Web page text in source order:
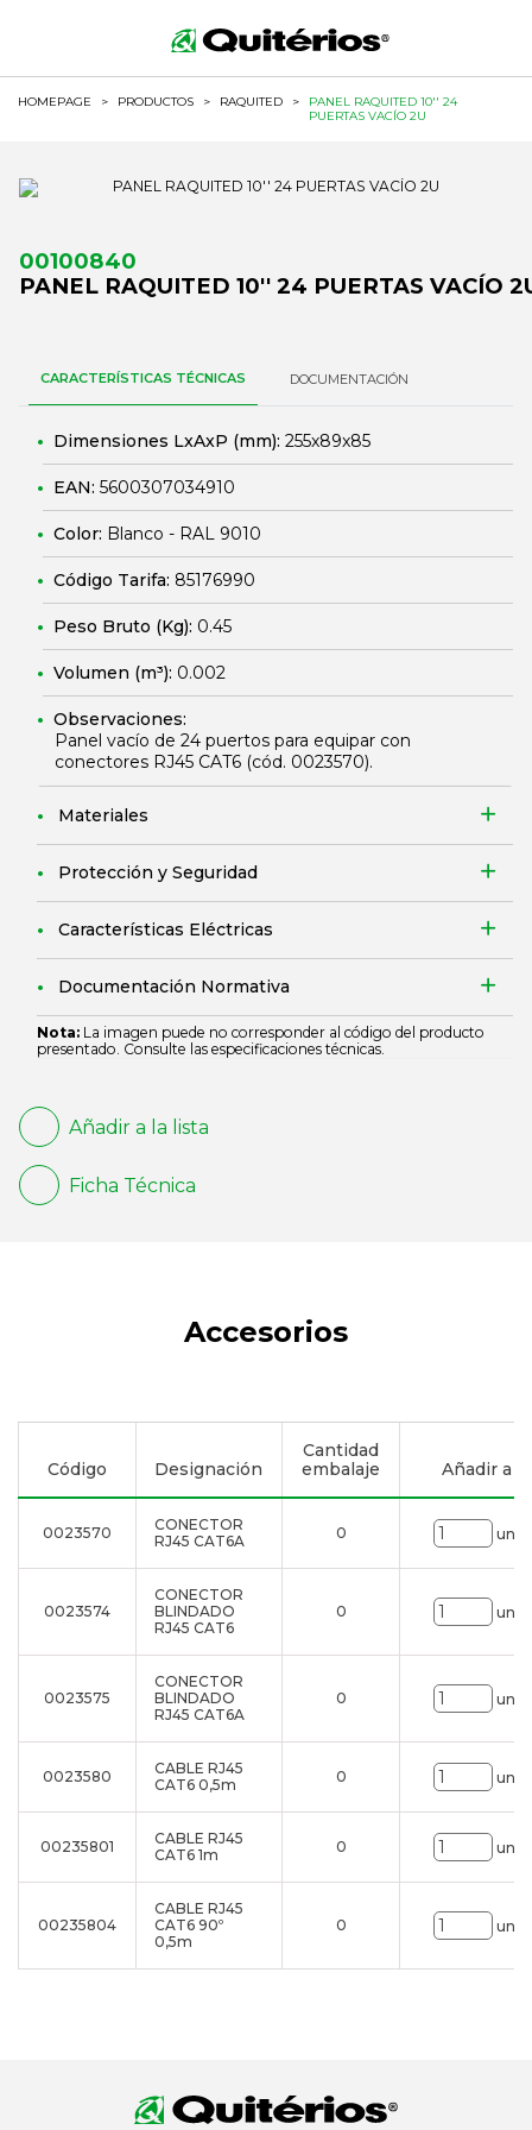
HOMEPAGE > PRODUCTOS > RAQUITED >
PANEL RAQUITED 10'' 24
PUERTAS VACÍO 2U
00100840
PANEL RAQUITED 10'' 24 PUERTAS VACÍO
CARACTERÍSTICAS TÉCNICAS DOCUMENTACIÓN
Dimensiones LxAxP (mm): 255x89x85
EAN: 5600307034910
Color: Blanco - RAL 9010
Código Tarifa: 85176990
Peso Bruto (Kg): 0.45
Volumen (m³): 0.002
Observaciones:
Panel vacío de 24 puertos para equipar con
conectores RJ45 CAT6 (cód. 0023570).
Materiales
Protección y Seguridad
Características Eléctricas
Documentación Normativa
Nota: La imagen puede no corresponder al código del producto
presentado. Consulte las especificaciones técnicas.
Añadir a la lista
Ficha Técnica
Accesorios
Código Designación
Cantidad
embalaje
Añadir a
0023570
CONECTOR
RJ45 CAT6A
0 uni.
0023574
CONECTOR
BLINDADO
RJ45 CAT6
0 uni.
0023575
CONECTOR
BLINDADO
RJ45 CAT6A
0 uni.
0023580
CABLE RJ45
CAT6 0,5m
0 uni.
00235801
CABLE RJ45
CAT6 1m
0 uni.
00235804
CABLE RJ45
CAT6 90º
0,5m
0 uni.